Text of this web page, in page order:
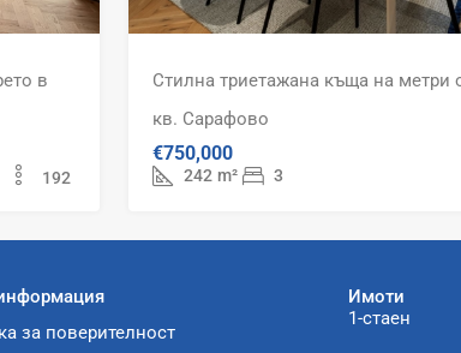
в
192
Стилна триетажана къща на метри
кв. Сарафово
€750,000
242 m² 3
за поверителност
Имоти
1-стаен